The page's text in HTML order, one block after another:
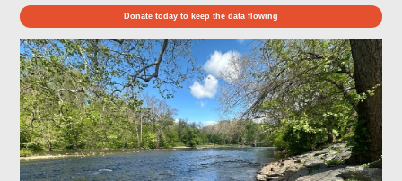
Donate today to keep the data flowing